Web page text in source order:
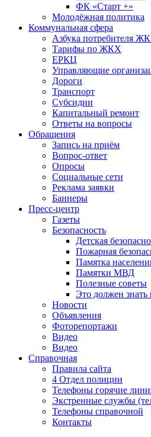
ФК «Старт +»
Молодёжная политика
Коммунальная сфера
Азбука потребителя
Тарифы по ЖКХ
ЕРКЦ
Управляющие
Дороги
Транспорт
Субсидии
Капитальный ремонт
Ответы на вопросы
Обращения
Запись на приём
Вопрос-ответ
Опросы
Социальные сети
Реклама заявки
Баннеры
Пресс-центр
Газеты
Безопасность
Детская
Пожарная
Памятка
Памятки МВД
Полезные советы
Это должен
Новости
Объявления
Фоторепортажи
Видео
Видео
Справочная
Правила сайта
4 Отдел полиции
Телефоны горячие
Экстренные службы
Телефоны справочной
Контакты